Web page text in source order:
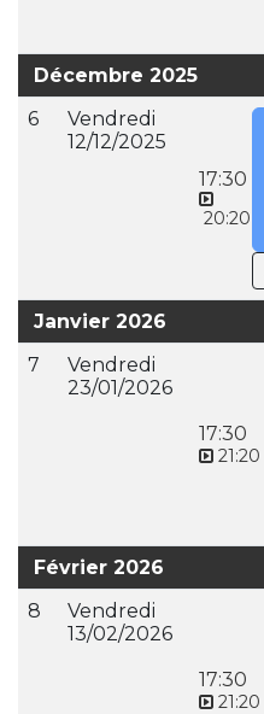
Décembre 2025
6
Vendredi
12/12/2025
17:30
20:20
Janvier 2026
7
Vendredi
23/01/2026
17:30
21:20
Février 2026
8
Vendredi
13/02/2026
17:30
21:20